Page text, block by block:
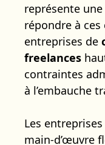
représente
répondre à
entreprises de
freelances
contraintes
à l’embauche
Les
main-d’œuvre